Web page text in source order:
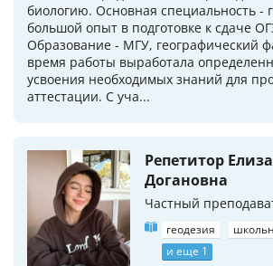
биологию. Основная специальность -
большой опыт в подготовке к сдаче
Образование - МГУ, географический
время работы выработала
усвоения необходимых знаний для
аттестации. С уча...
Репетитор
Догановна
Частный
геодезия
и еще 1